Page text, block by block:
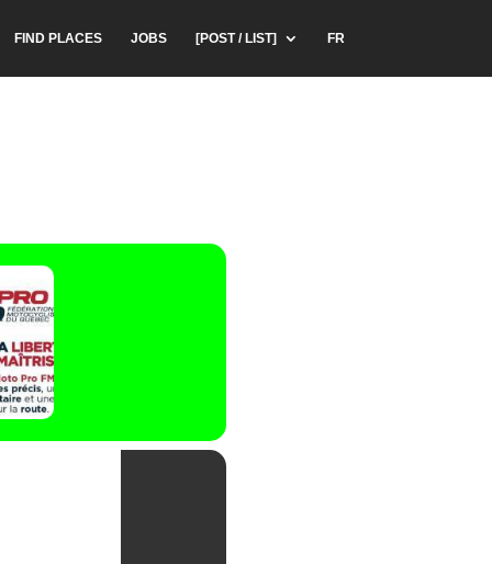
FIND PLACES JOBS [POST / LIST] FR